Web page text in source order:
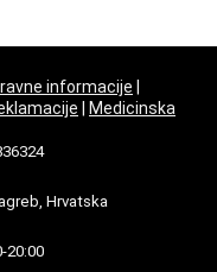
informacije |
| Medicinska
Hrvatska
20:00